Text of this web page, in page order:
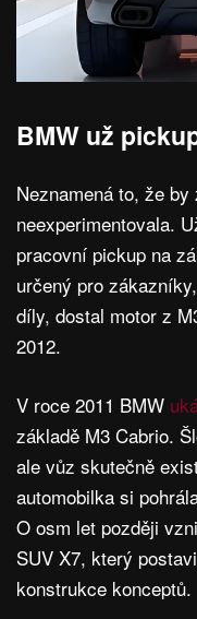
BMW už
Neznamená to, že
neexperimentovala.
pracovní pickup na
určený pro
díly, dostal motor z
2012.
V roce 2011 BMW
základě M3 Cabrio.
ale vůz skutečně
automobilka si
O osm let později
SUV X7, který
konstrukce konceptů.